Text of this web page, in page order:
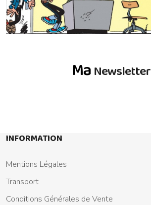
Ma Newsletter
INFORMATION
Mentions Légales
Transport
Conditions Générales de Vente